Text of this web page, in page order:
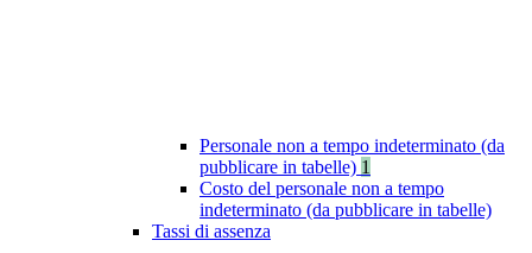
Personale non a tempo indeterminato (da
pubblicare in tabelle) 1
Costo del personale non a tempo
indeterminato (da pubblicare in tabelle)
Tassi di assenza